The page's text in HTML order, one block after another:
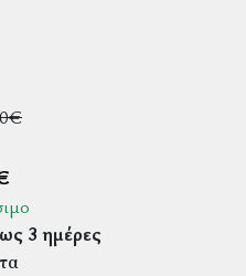
3 ημέρες